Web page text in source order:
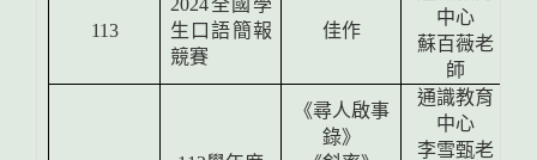
113
2024全國學
生口語簡報
競賽
佳作
中心
蘇百薇老
師
《尋人啟事
錄》
通識教育
中心
李雪甄老